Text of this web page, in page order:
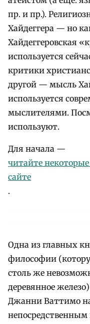
пр. и пр.).
Хайдеггера — но
Хайдеггеровская
используется
критики
другой — мысль
используется
мыслителями.
используют.
Для начала —
читайте некоторые
сайте
.
Одна из главных
философии
столь же
деревянное
Джанни Ваттимо
непосредственным